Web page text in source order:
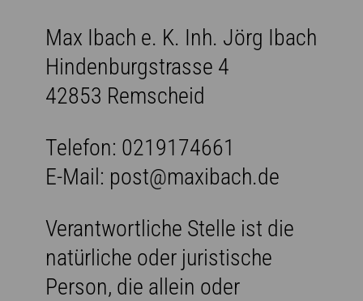
Max Ibach e. K. Inh. Jörg Ibach
Hindenburgstrasse 4
42853 Remscheid
Telefon: 0219174661
E-Mail: post@maxibach.de
Verantwortliche Stelle ist die
natürliche oder juristische
Person, die allein oder